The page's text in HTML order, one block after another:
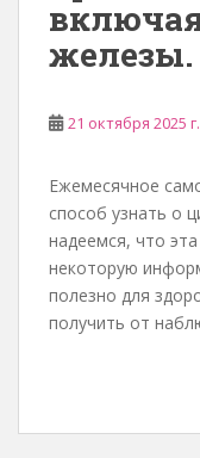
железы.
21 октября 2025 г.
Ежемесячное
способ узнать о
надеемся, что
некоторую
полезно для
получить от